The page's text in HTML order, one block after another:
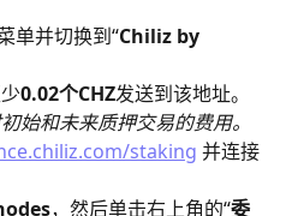
单并切换到“Chiliz by
0.02个CHZ发送到该地址。
始和未来质押交易的费用。
staking 并连接
，然后单击右上角的“委